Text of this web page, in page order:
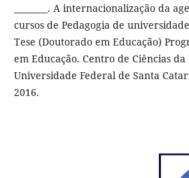
________. A internacionalização da
cursos de Pedagogia de
Tese (Doutorado em Educação)
em Educação. Centro de Ciências da
Universidade Federal de Santa
2016.